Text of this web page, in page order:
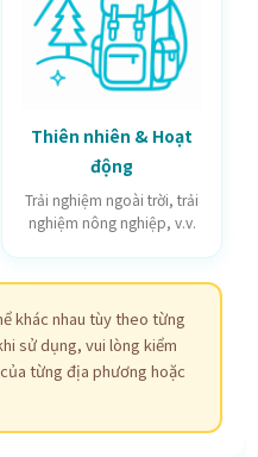
Thiên nhiên & Hoạt
động
Trải nghiệm ngoài trời, trải
nghiệm nông nghiệp, v.v.
khác nhau tùy theo từng
sử dụng, vui lòng kiểm
từng địa phương hoặc